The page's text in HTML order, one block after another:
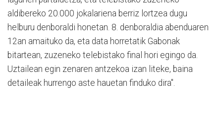
aldibereko 20.000 jokalariena berriz lortzea dugu
helburu denboraldi honetan. 8. denboraldia abenduaren
12an amaituko da, eta data horretatik Gabonak
bitartean, zuzeneko telebistako final hori egingo da.
Uztailean egin zenaren antzekoa izan liteke, baina
detaileak hurrengo aste hauetan finduko dira".